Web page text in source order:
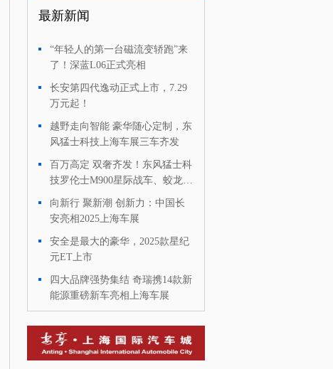
最新新闻
“年轻人的第一台磁流变轿跑”来
了！深蓝L06正式亮相
长安第四代逸动正式上市，7.29
万元起！
越野走向智能 豪华随心定制，东
风猛士科技上海车展三车齐发
百万高定 双奢齐发！东风猛士科
技罗伦士M900星际战车、蛟龙战
甲加长版领潮上市！
向新行 聚新潮 创新力：中国长
安亮相2025上海车展
安全是最大的豪华，2025款星纪
元ET上市
四大品牌强势集结 奇瑞携14款新
能源重磅新车亮相上海车展